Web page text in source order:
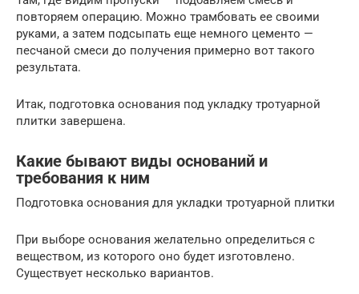
повторяем операцию. Можно трамбовать ее своими
руками, а затем подсыпать еще немного цементо —
песчаной смеси до получения примерно вот такого
результата.
Итак, подготовка основания под укладку тротуарной
плитки завершена.
Какие бывают виды оснований и
требования к ним
Подготовка основания для укладки тротуарной плитки
При выборе основания желательно определиться с
веществом, из которого оно будет изготовлено.
Существует несколько вариантов.